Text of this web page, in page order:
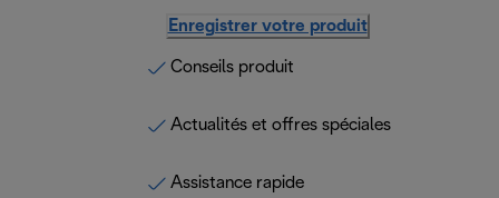
Enregistrer votre produit
Conseils produit
Actualités et offres spéciales
Assistance rapide